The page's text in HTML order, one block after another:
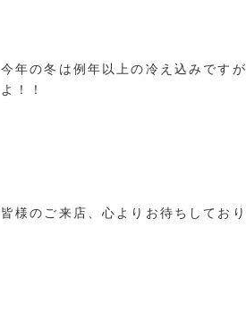
今年の冬は例年以上の冷え込みです
よ！！
皆様のご来店、心よりお待ちしており